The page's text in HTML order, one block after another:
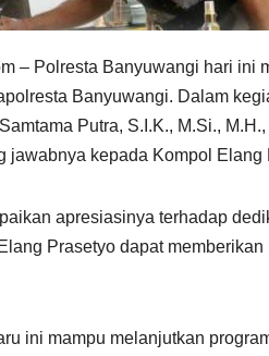
– Polresta Banyuwangi hari ini
Banyuwangi. Dalam
Putra, S.I.K., M.Si.,
jawabnya kepada Kompol
apresiasinya terhadap
Prasetyo dapat
ini mampu melanjutkan